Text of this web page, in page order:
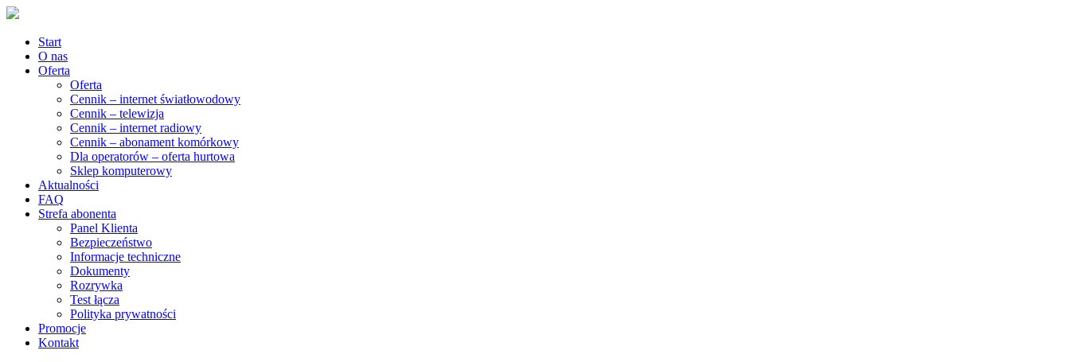
Start
O nas
Oferta
Oferta
Cennik – internet światłowodowy
Cennik – telewizja
Cennik – internet radiowy
Cennik – abonament komórkowy
Dla operatorów – oferta hurtowa
Sklep komputerowy
Aktualności
FAQ
Strefa abonenta
Panel Klienta
Bezpieczeństwo
Informacje techniczne
Dokumenty
Rozrywka
Test łącza
Polityka prywatności
Promocje
Kontakt